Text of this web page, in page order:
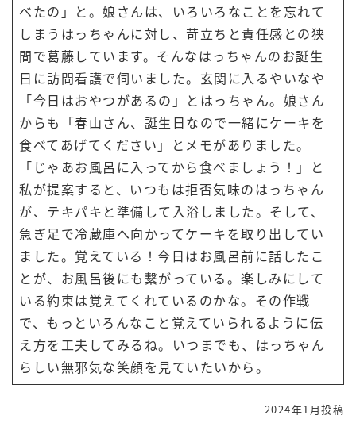
べたの」と。娘さんは、いろいろなことを忘れて
しまうはっちゃんに対し、苛立ちと責任感との狭
間で葛藤しています。そんなはっちゃんのお誕生
日に訪問看護で伺いました。玄関に入るやいなや
「今日はおやつがあるの」とはっちゃん。娘さん
からも「春山さん、誕生日なので一緒にケーキを
食べてあげてください」とメモがありました。
「じゃあお風呂に入ってから食べましょう！」と
私が提案すると、いつもは拒否気味のはっちゃん
が、テキパキと準備して入浴しました。そして、
急ぎ足で冷蔵庫へ向かってケーキを取り出してい
ました。覚えている！今日はお風呂前に話したこ
とが、お風呂後にも繋がっている。楽しみにして
いる約束は覚えてくれているのかな。その作戦
で、もっといろんなこと覚えていられるように伝
え方を工夫してみるね。いつまでも、はっちゃん
らしい無邪気な笑顔を見ていたいから。
2024年1月投稿